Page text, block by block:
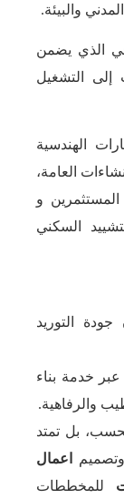
والبيئة.
الذي يضمن
التشغيل
الهندسية
العامة،
المستثمرين و
السكني
التوريد
خدمة بناء
والرفاهية.
بل تمتد
اعمال
للمخططات